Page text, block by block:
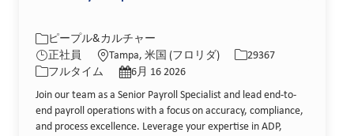
カテゴリー
ピープル&カルチャー
正社員
場所
Tampa, 米国 (フロリダ)
29367
役職
フルタイム
投稿日
6月 16 2026
Join our team as a Senior Payroll Specialist and lead end-to-
end payroll operations with a focus on accuracy, compliance,
and process excellence. Leverage your expertise in ADP,